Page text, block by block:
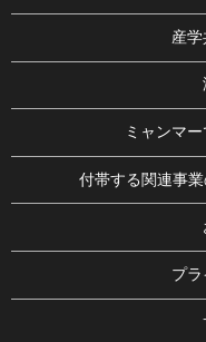
産
ミャンマ
付帯する関連事業
プ